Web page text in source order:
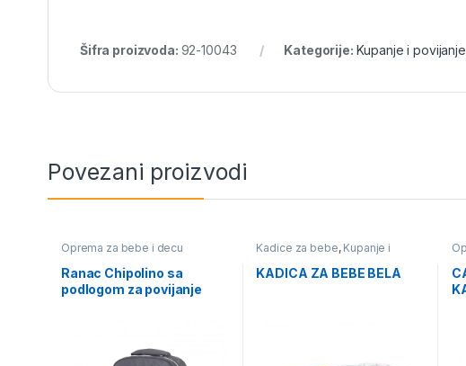
Šifra proizvoda: 92-10043 Kategorije: Kupanje i povijanje
Povezani proizvodi
Oprema za bebe i decu
Ranac Chipolino sa
podlogom za povijanje
Kadice za bebe, Kupanje i
Oprema za bebe i
decu
KADICA ZA BEBE BELA